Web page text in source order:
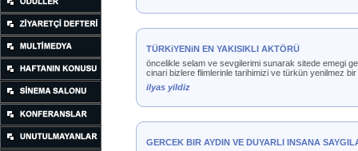
TÜRKiYENiN EN YAKISIKLI AKTÖRÜ
öncelikle selam ve sevgilerimi sunarak sitede emegi
cinari bizlere flimlerinle tarihimizi ve türkün yenilmez
ilyas yildiz
GERCEK BIR AYDIN VE DUYARLI INSANA